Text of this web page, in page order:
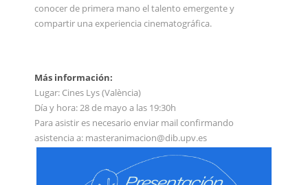
conocer de primera mano el talento emergente y
compartir una experiencia cinematográfica.
Más información:
Lugar: Cines Lys (València)
Día y hora: 28 de mayo a las 19:30h
Para asistir es necesario enviar mail confirmando
asistencia a: masteranimacion@dib.upv.es